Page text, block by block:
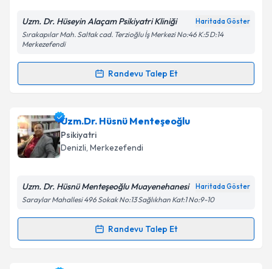
Kişisel verilerimin işlenmesine ilişkin
Aydınlatma
Metni'ni okudum ve kişisel verilerimin belirtilen
kapsamda işlenmesini kabul ediyorum.
Takvim Talebini Gönder
Uzm. Dr. Hüseyin Alaçam Psikiyatri Kliniği Haritada Göster
Sırakapılar Mah. Saltak cad. Terzioğlu İş Merkezi No:46 K:5 D:14
Merkezefendi
Randevu Talep Et
Randevu Takvimi Talebi
Uzm. Dr. Hüseyin Alaçamiçin randevu takvimi talebi
oluşturun. Size bu uzmandan randevu almanız için bir
takvim hazırlandığında e-posta ile bilgilendireceğiz.
Kişisel verilerimin işlenmesine ilişkin
Metni'ni okudum ve kişisel verilerimin belirtilen
Uzm.Dr. Hüsnü Menteşeoğlu
Psikiyatri
Denizli, Merkezefendi
Uzm. Dr. Hüsnü Menteşeoğlu Muayenehanesi Haritada Göster
Saraylar Mahallesi 496 Sokak No:13 Sağlıkhan Kat:1 No:9-10
Randevu Talep Et
Randevu Takvimi Talebi